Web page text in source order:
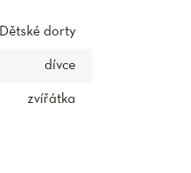
Dětské dorty
dívce
zvířátka